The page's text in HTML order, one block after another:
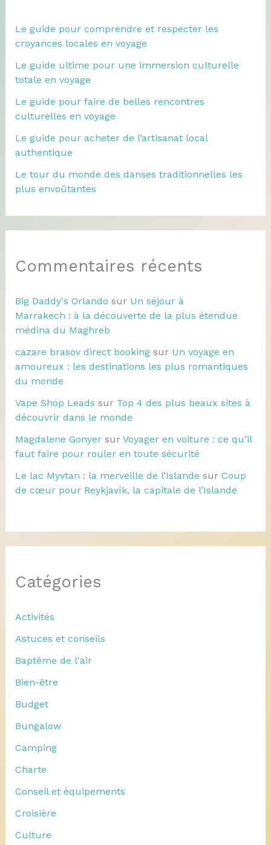
Le guide pour comprendre et respecter les
croyances locales en voyage
Le guide ultime pour une immersion culturelle
totale en voyage
Le guide pour faire de belles rencontres
culturelles en voyage
Le guide pour acheter de l’artisanat local
authentique
Le tour du monde des danses traditionnelles les
plus envoûtantes
Commentaires récents
Big Daddy's Orlando sur Un séjour à
Marrakech : à la découverte de la plus étendue
médina du Maghreb
cazare brasov direct bookingsur Un voyage en
amoureux : les destinations les plus romantiques
du monde
Vape Shop Leads sur Top 4 des plus beaux sites à
découvrir dans le monde
Magdalene Gonyersur Voyager en voiture : ce qu’il
faut faire pour rouler en toute sécurité
Le lac Myvtan : la merveille de l’Islande sur Coup
de cœur pour Reykjavík, la capitale de l’Islande
Catégories
Activités
Astuces et conseils
Baptême de l'air
Bien-être
Budget
Bungalow
Camping
Charte
Conseil et équipements
Croisière
Culture